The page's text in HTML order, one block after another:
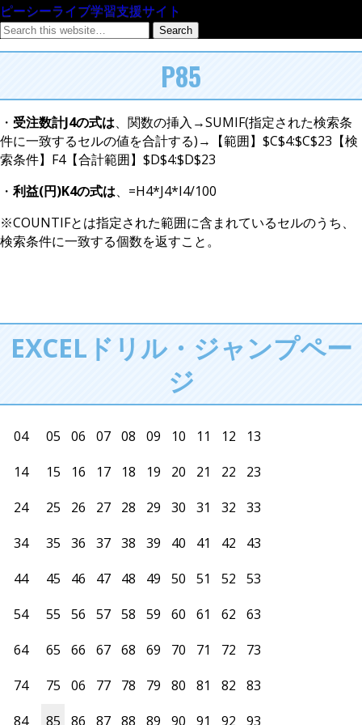
ピーシーライブ学習支援サイト
P85
・ 受注数計J4の式は、関数の挿入→SUMIF(指定された検索条
件に一致するセルの値を合計する)→【範囲】$C$4:$C$23【検
索条件】F4【合計範囲】$D$4:$D$23
・ 利益(円)K4の式は、=H4*J4*I4/100
※COUNTIFとは指定された範囲に含まれているセルのうち、
検索条件に一致する個数を返すこと。
EXCELドリル・ジャンプペー
ジ
04 05 06 07 08 09 10 11 12
13
14
15 16 17 18 19 20 21 22
23
24
25 26 27 28 29 30 31 32
33
34
35 36 37 38 39 40 41 42
43
44
45 46 47 48 49 50 51 52
53
54
55 56 57 58 59 60 61 62
63
64
65 66 67 68 69 70 71 72
73
74
75 06 77 78 79 80 81 82
83
84
85 86 87 88 89 90 91 92 93